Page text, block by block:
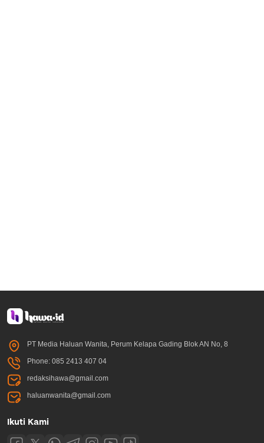
PT Media Haluan Wanita, Perum Kelapa Gading Blok AN No, 8
Phone: 085 2413 407 04
redaksihawa@gmail.com
haluanwanita@gmail.com
Ikuti Kami